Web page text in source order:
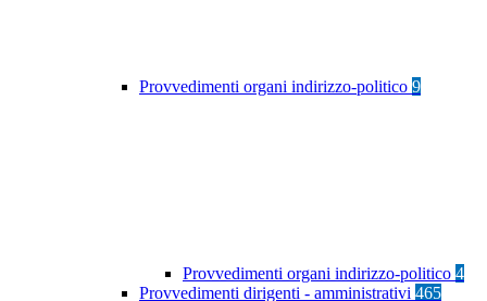
Provvedimenti organi indirizzo-politico 9
Provvedimenti organi indirizzo-politico 4
Provvedimenti dirigenti - amministrativi 465